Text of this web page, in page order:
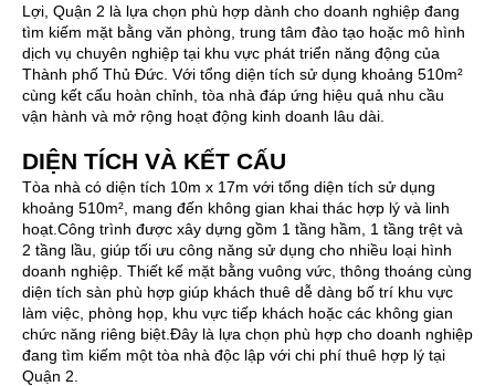
Lợi, Quận 2 là lựa chọn phù hợp dành cho doanh nghiệp đang
tìm kiếm mặt bằng văn phòng, trung tâm đào tạo hoặc mô hình
dịch vụ chuyên nghiệp tại khu vực phát triển năng động của
Thành phố Thủ Đức. Với tổng diện tích sử dụng khoảng 510m²
cùng kết cấu hoàn chỉnh, tòa nhà đáp ứng hiệu quả nhu cầu
vận hành và mở rộng hoạt động kinh doanh lâu dài.
DIỆN TÍCH VÀ KẾT CẤU
Tòa nhà có diện tích 10m x 17m với tổng diện tích sử dụng
khoảng 510m², mang đến không gian khai thác hợp lý và linh
hoạt.Công trình được xây dựng gồm 1 tầng hầm, 1 tầng trệt và
2 tầng lầu, giúp tối ưu công năng sử dụng cho nhiều loại hình
doanh nghiệp. Thiết kế mặt bằng vuông vức, thông thoáng cùng
diện tích sàn phù hợp giúp khách thuê dễ dàng bố trí khu vực
làm việc, phòng họp, khu vực tiếp khách hoặc các không gian
chức năng riêng biệt.Đây là lựa chọn phù hợp cho doanh nghiệp
đang tìm kiếm một tòa nhà độc lập với chi phí thuê hợp lý tại
Quận 2.